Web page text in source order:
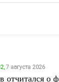
7 августа 2026
отчитался о